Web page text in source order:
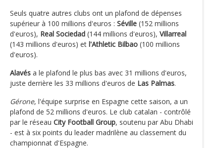
Seuls quatre autres clubs ont un plafond de dépenses
supérieur à 100 millions d'euros : Séville (152 millions
d'euros), Real Sociedad (144 millions d'euros), Villarreal
(143 millions d'euros) et l'Athletic Bilbao (100 millions
d'euros).
Alavés a le plafond le plus bas avec 31 millions d'euros,
juste derrière les 33 millions d'euros de Las Palmas.
Gérone, l'équipe surprise en Espagne cette saison, a un
plafond de 52 millions d'euros. Le club catalan - contrôlé
par le réseau City Football Group, soutenu par Abu Dhabi
- est à six points du leader madrilène au classement du
championnat d'Espagne.